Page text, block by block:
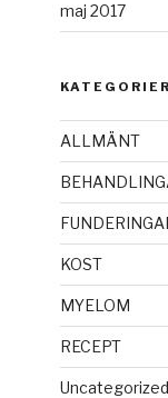
maj 2017
ALLMÄNT
KOST
MYELOM
RECEPT
Uncategorized